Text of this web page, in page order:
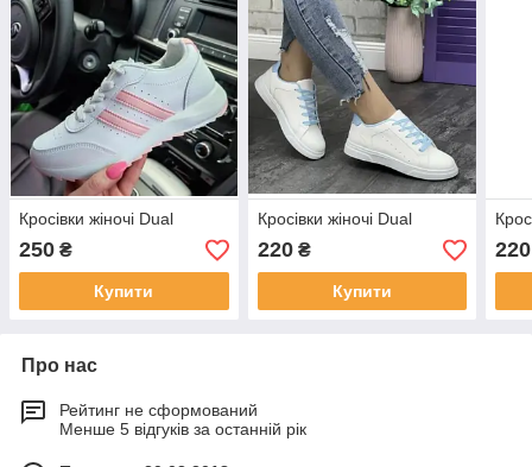
Кросівки жіночі Dual
250 ₴
Купити
Кросівки жіночі Dual
220₴
Купити
220
Про нас
Рейтинг не сформований
Менше 5 відгуків за останній рік